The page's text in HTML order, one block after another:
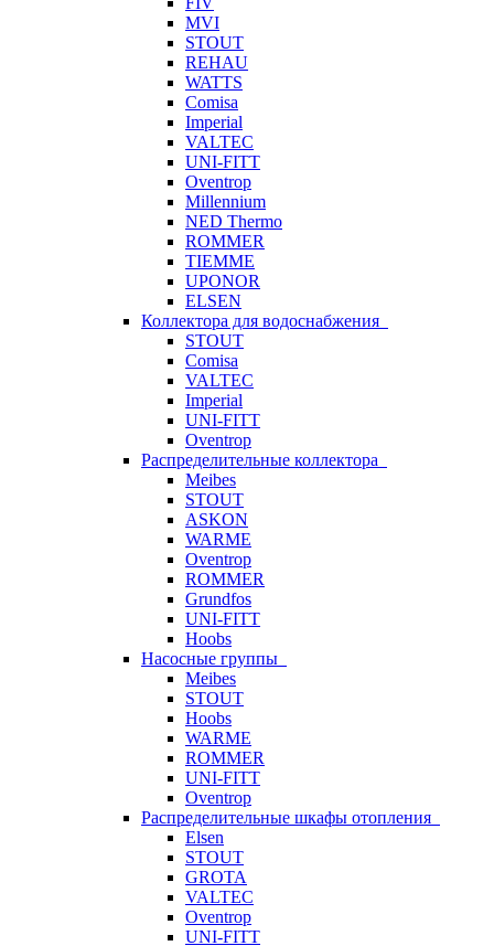
MVI
STOUT
REHAU
WATTS
Comisa
Imperial
VALTEC
UNI-FITT
Oventrop
Millennium
NED Thermo
ROMMER
TIEMME
UPONOR
ELSEN
Коллектора для водоснабжения
STOUT
Comisa
VALTEC
Imperial
UNI-FITT
Oventrop
Распределительные коллектора
Meibes
STOUT
ASKON
WARME
Oventrop
ROMMER
Grundfos
UNI-FITT
Hoobs
Насосные группы
Meibes
STOUT
Hoobs
WARME
ROMMER
UNI-FITT
Oventrop
Распределительные шкафы отопления
Elsen
STOUT
GROTA
VALTEC
Oventrop
UNI-FITT